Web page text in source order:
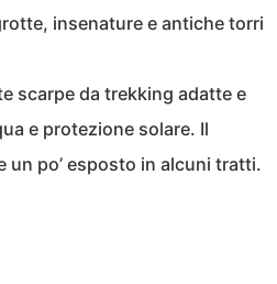
insenature e antiche torri
scarpe da trekking adatte e
e protezione solare. Il
un po’ esposto in alcuni tratti.